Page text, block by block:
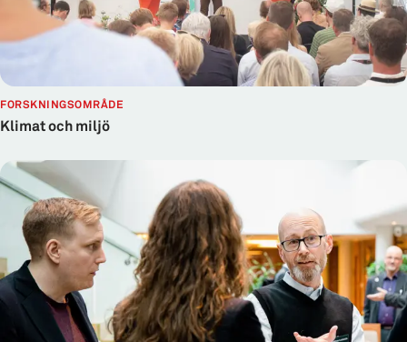
FORSKNINGSOMRÅDE
Klimat och miljö